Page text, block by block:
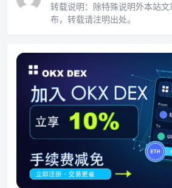
转载说明： 除特殊说明外本站
布，转载请注明出处。